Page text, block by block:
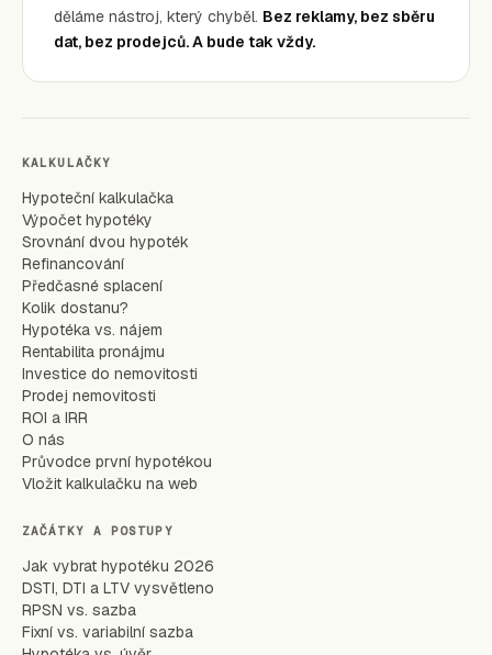
děláme nástroj, který chyběl. Bez reklamy, bez sběru
dat, bez prodejců. A bude tak vždy.
KALKULAČKY
Hypoteční kalkulačka
Výpočet hypotéky
Srovnání dvou hypoték
Refinancování
Předčasné splacení
Kolik dostanu?
Hypotéka vs. nájem
Rentabilita pronájmu
Investice do nemovitosti
Prodej nemovitosti
ROI a IRR
O nás
Průvodce první hypotékou
Vložit kalkulačku na web
ZAČÁTKY A POSTUPY
Jak vybrat hypotéku 2026
DSTI, DTI a LTV vysvětleno
RPSN vs. sazba
Fixní vs. variabilní sazba